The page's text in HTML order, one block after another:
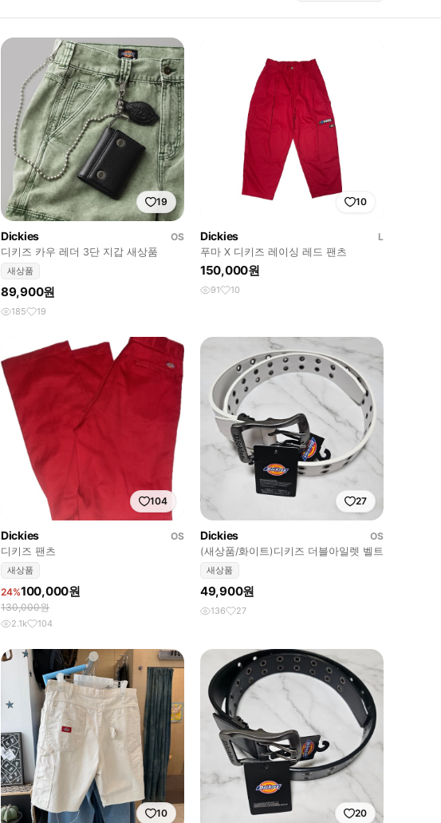
19
Dickies
OS
디키즈 카우 레더 3단 지갑 새상품
새상품
89,900원
185 19
10
Dickies
L
푸마 X 디키즈 레이싱 레드 팬츠
150,000원
91 10
104
Dickies
OS
디키즈 팬츠
새상품
24%100,000원
130,000원
2.1k 104
27
Dickies
OS
(새상품/화이트)디키즈 더블아일렛 벨트
새상품
49,900원
136 27
10 20